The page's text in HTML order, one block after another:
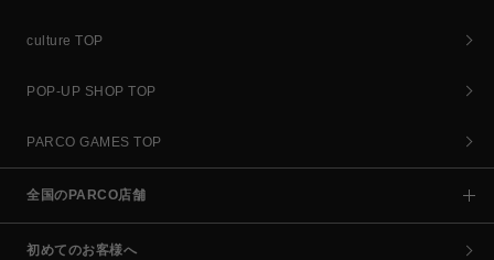
culture TOP
POP-UP SHOP TOP
PARCO GAMES TOP
全国のPARCO店舗
初めてのお客様へ